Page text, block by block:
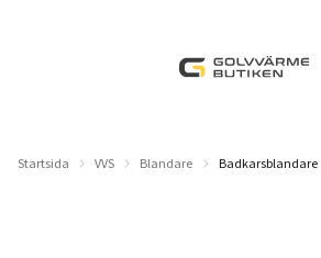
Startsida VVS Blandare Badkarsblandare